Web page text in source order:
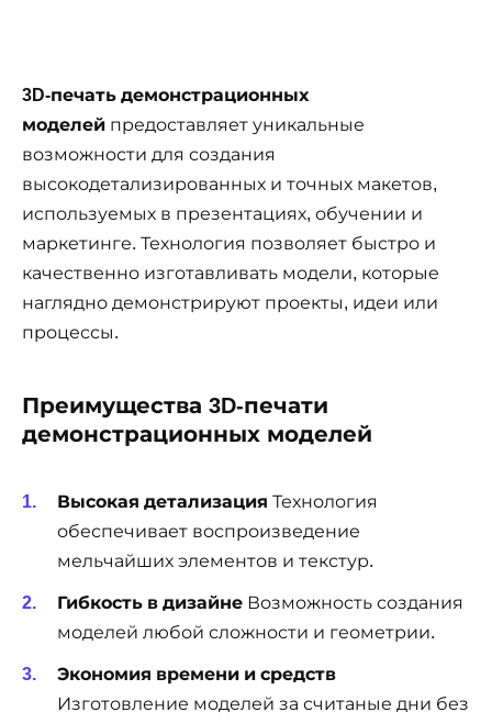
3D-печать демонстрационных
моделей предоставляет уникальные
возможности для создания
высокодетализированных и точных макетов,
используемых в презентациях, обучении и
маркетинге. Технология позволяет быстро и
качественно изготавливать модели, которые
наглядно демонстрируют проекты, идеи или
процессы.
Преимущества 3D-печати
демонстрационных моделей
Высокая детализация Технология
обеспечивает воспроизведение
мельчайших элементов и текстур.
Гибкость в дизайне Возможность создания
моделей любой сложности и геометрии.
Экономия времени и средств
Изготовление моделей за считаные дни без